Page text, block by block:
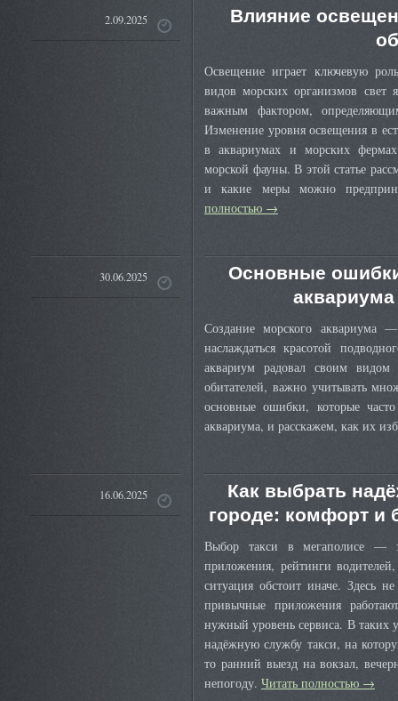
2.09.2025
Влияние
Освещение играет ключевую
видов морских организмов свет
важным фактором,
Изменение уровня освещения в
в аквариумах и морских
морской фауны. В этой статье
и какие меры можно
полностью →
30.06.2025
Основные
Создание морского аквариума
наслаждаться красотой
аквариум радовал своим
обитателей, важно учитывать
основные ошибки, которые
аквариума, и расскажем, как их
16.06.2025
Как выбрать
городе: комфорт и
Выбор такси в мегаполисе —
приложения, рейтинги
ситуация обстоит иначе. Здесь
привычные приложения
нужный уровень сервиса. В таких
надёжную службу такси, на
то ранний выезд на вокзал,
непогоду. Читать полностью →